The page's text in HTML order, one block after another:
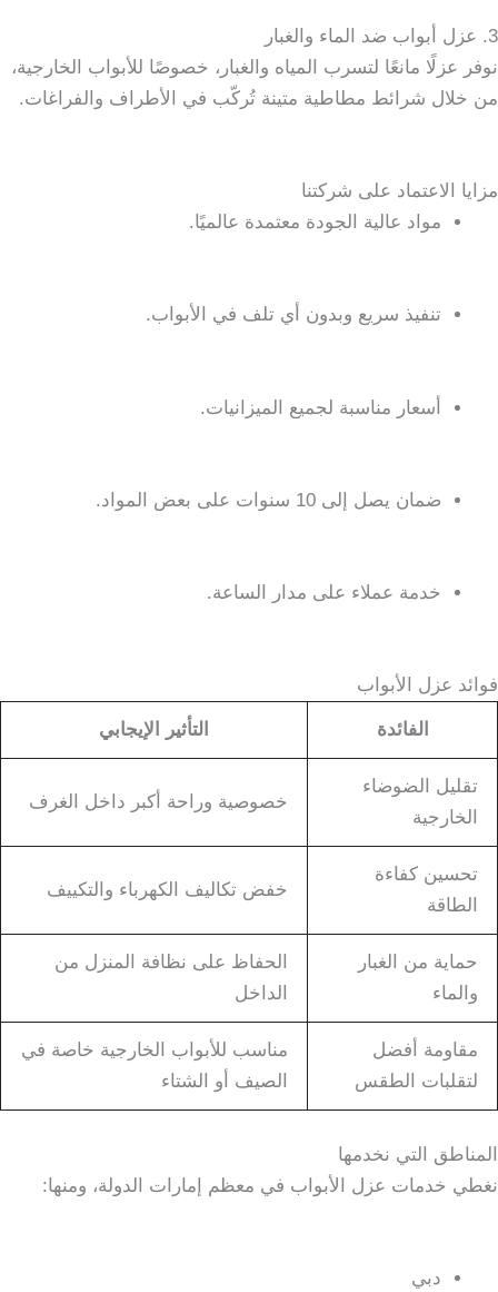
3. عزل أبواب ضد الماء والغبار
نوفر عزلًا مانعًا لتسرب المياه والغبار، خصوصًا للأبواب الخارجية،
من خلال شرائط مطاطية متينة تُركّب في الأطراف والفراغات.
مزايا الاعتماد على شركتنا
مواد عالية الجودة معتمدة عالميًا.
تنفيذ سريع وبدون أي تلف في الأبواب.
أسعار مناسبة لجميع الميزانيات.
ضمان يصل إلى 10 سنوات على بعض المواد.
خدمة عملاء على مدار الساعة.
فوائد عزل الأبواب
الفائدة التأثير الإيجابي
تقليل الضوضاء
الخارجية
خصوصية وراحة أكبر داخل الغرف
تحسين كفاءة
الطاقة
خفض تكاليف الكهرباء والتكييف
حماية من الغبار
والماء
الحفاظ على نظافة المنزل من
الداخل
مقاومة أفضل
لتقلبات الطقس
مناسب للأبواب الخارجية خاصة في
الصيف أو الشتاء
المناطق التي نخدمها
نغطي خدمات عزل الأبواب في معظم إمارات الدولة، ومنها:
دبي